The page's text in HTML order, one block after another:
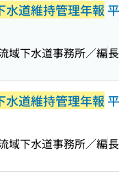
水道維持管理年報
域下水道事務所／編
水道維持管理年報
域下水道事務所／編